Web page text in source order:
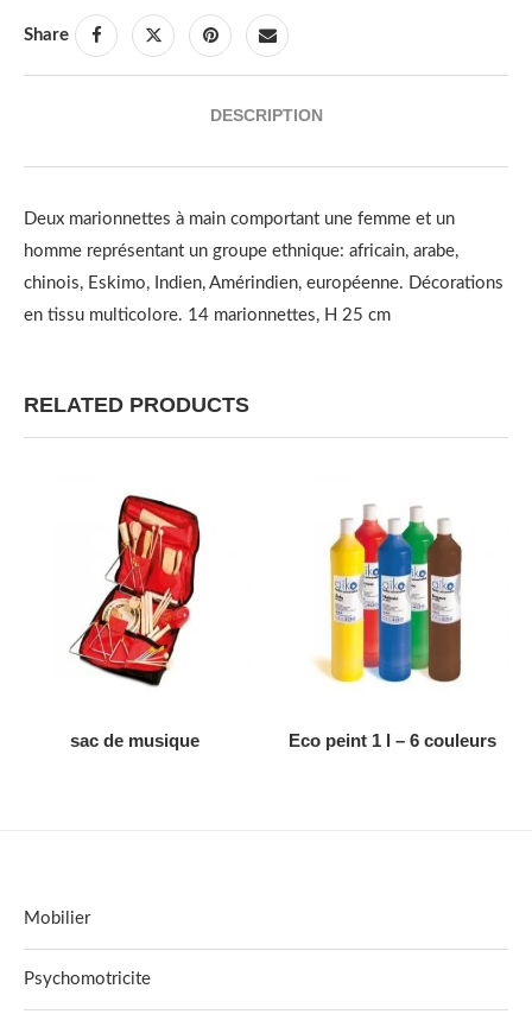
Share
DESCRIPTION
Deux marionnettes à main comportant une femme et un
homme représentant un groupe ethnique: africain, arabe,
chinois, Eskimo, Indien, Amérindien, européenne. Décorations
en tissu multicolore. 14 marionnettes, H 25 cm
RELATED PRODUCTS
AJOUTER AU DEVIS
sac de musique AJOUTER AU DEVIS
Eco peint 1 l – 6 couleurs
Mobilier
Psychomotricite